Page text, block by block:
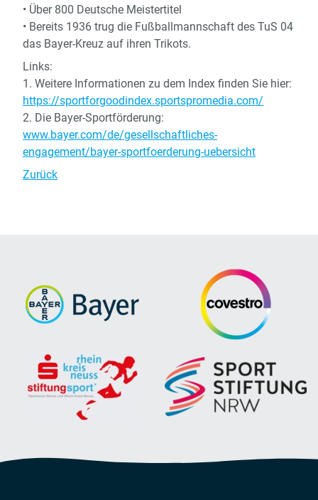
• Über 800 Deutsche Meistertitel
• Bereits 1936 trug die Fußballmannschaft des TuS 04
das Bayer-Kreuz auf ihren Trikots.
Links:
1. Weitere Informationen zu dem Index finden Sie hier:
https://sportforgoodindex.sportspromedia.com/
2. Die Bayer-Sportförderung:
www.bayer.com/de/gesellschaftliches-
engagement/bayer-sportfoerderung-uebersicht
Zurück